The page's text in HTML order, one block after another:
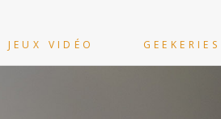
JEUX VIDÉO GEEKERIES